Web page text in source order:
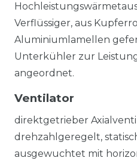
Verflüssiger, aus
Aluminiumlamellen
Unterkühler zur
angeordnet.
Ventilator
direktgetrieber
drehzahlgeregelt,
ausgewuchtet mit